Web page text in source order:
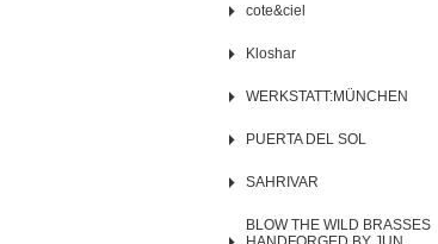
cote&ciel
Kloshar
WERKSTATT:MÜNCHEN
PUERTA DEL SOL
SAHRIVAR
BLOW THE WILD BRASSES